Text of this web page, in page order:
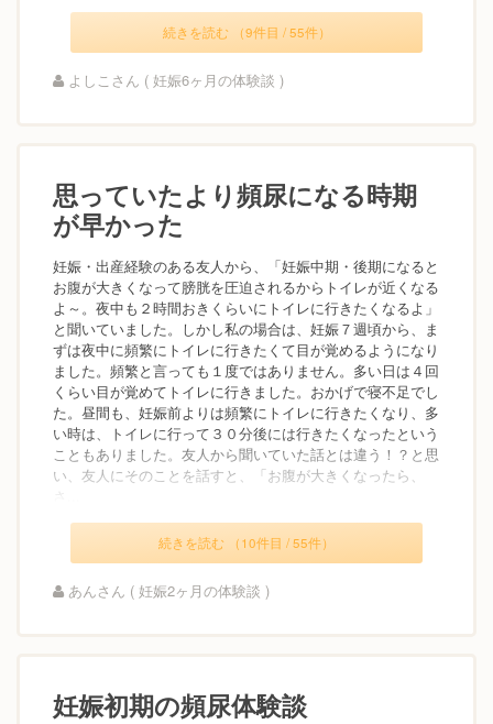
続きを読む （9件目 / 55件）
よしこさん ( 妊娠6ヶ月の体験談 )
思っていたより頻尿になる時期
が早かった
妊娠・出産経験のある友人から、「妊娠中期・後期になると
お腹が大きくなって膀胱を圧迫されるからトイレが近くなる
よ～。夜中も２時間おきくらいにトイレに行きたくなるよ」
と聞いていました。しかし私の場合は、妊娠７週頃から、ま
ずは夜中に頻繁にトイレに行きたくて目が覚めるようになり
ました。頻繁と言っても１度ではありません。多い日は４回
くらい目が覚めてトイレに行きました。おかげで寝不足でし
た。昼間も、妊娠前よりは頻繁にトイレに行きたくなり、多
い時は、トイレに行って３０分後には行きたくなったという
こともありました。友人から聞いていた話とは違う！？と思
い、友人にそのことを話すと、「お腹が大きくなったら、
続きを読む （10件目 / 55件）
あんさん ( 妊娠2ヶ月の体験談 )
妊娠初期の頻尿体験談